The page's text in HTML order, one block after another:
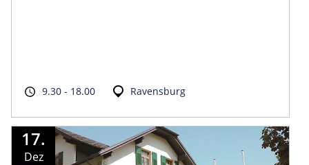
9.30 - 18.00 Ravensburg
17.
Dez